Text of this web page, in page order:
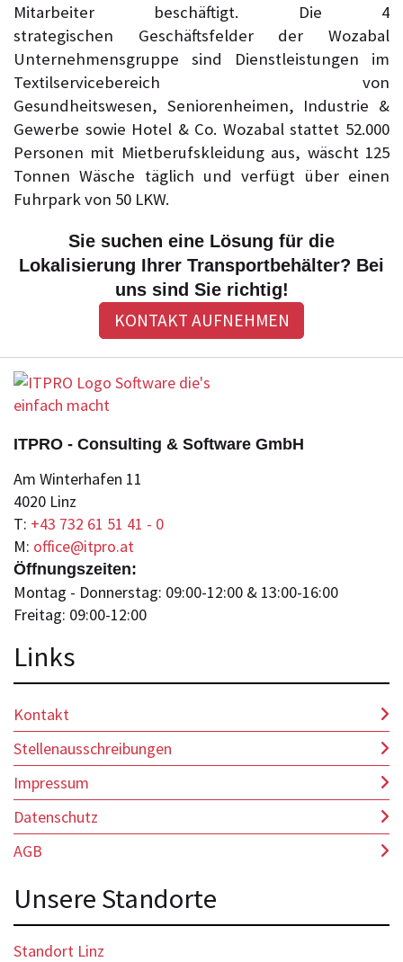
Mitarbeiter beschäftigt. Die 4
strategischen Geschäftsfelder der Wozabal
Unternehmensgruppe sind Dienstleistungen im
Textilservicebereich von
Gesundheitswesen, Seniorenheimen, Industrie &
Gewerbe sowie Hotel & Co. Wozabal stattet 52.000
Personen mit Mietberufskleidung aus, wäscht 125
Tonnen Wäsche täglich und verfügt über einen
Fuhrpark von 50 LKW.
Sie suchen eine Lösung für die
Lokalisierung Ihrer Transportbehälter? Bei
uns sind Sie richtig!
KONTAKT AUFNEHMEN
ITPRO - Consulting & Software GmbH
Am Winterhafen 11
4020 Linz
T: +43 732 61 51 41 - 0
M: office@itpro.at
Öffnungszeiten:
Montag - Donnerstag: 09:00-12:00 & 13:00-16:00
Freitag: 09:00-12:00
Links
Kontakt
Stellenausschreibungen
Impressum
Datenschutz
AGB
Unsere Standorte
Standort Linz